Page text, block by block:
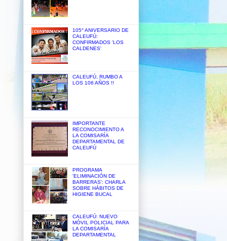
105° ANIVERSARIO DE
CALEUFÚ:
CONFIRMADOS 'LOS
CALDENES'
CALEUFÚ, RUMBO A
LOS 106 AÑOS !!
IMPORTANTE
RECONOCIMIENTO A
LA COMISARÍA
DEPARTAMENTAL DE
CALEUFÚ
PROGRAMA
'ELIMINACIÓN DE
BARRERAS': CHARLA
SOBRE HÁBITOS DE
HIGIENE BUCAL
CALEUFÚ: NUEVO
MÓVIL POLICIAL PARA
LA COMISARÍA
DEPARTAMENTAL